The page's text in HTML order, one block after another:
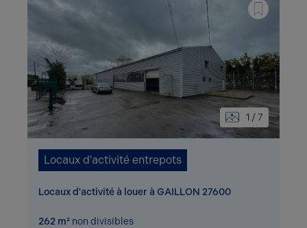
1 / 7
Locaux d'activité entrepots
Locaux d'activité à louer à GAILLON 27600
262 m² non divisibles